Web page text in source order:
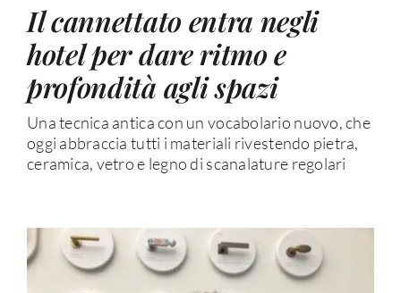
Il cannettato entra negli
hotel per dare ritmo e
profondità agli spazi
Una tecnica antica con un vocabolario nuovo, che
oggi abbraccia tutti i materiali rivestendo pietra,
ceramica, vetro e legno di scanalature regolari